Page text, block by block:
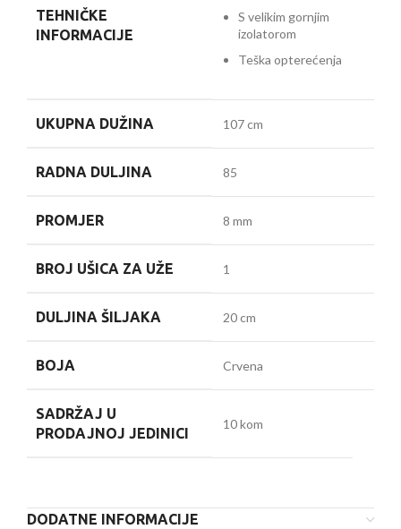
TEHNIČKE
INFORMACIJE
S velikim gornjim
izolatorom
Teška opterećenja
UKUPNA DUŽINA 107 cm
RADNA DULJINA 85
PROMJER 8 mm
BROJ UŠICA ZA UŽE 1
DULJINA ŠILJAKA 20 cm
BOJA Crvena
SADRŽAJ U
PRODAJNOJ JEDINICI
10 kom
DODATNE INFORMACIJE